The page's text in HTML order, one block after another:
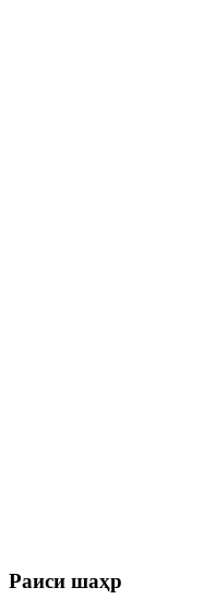
Раиси шаҳр